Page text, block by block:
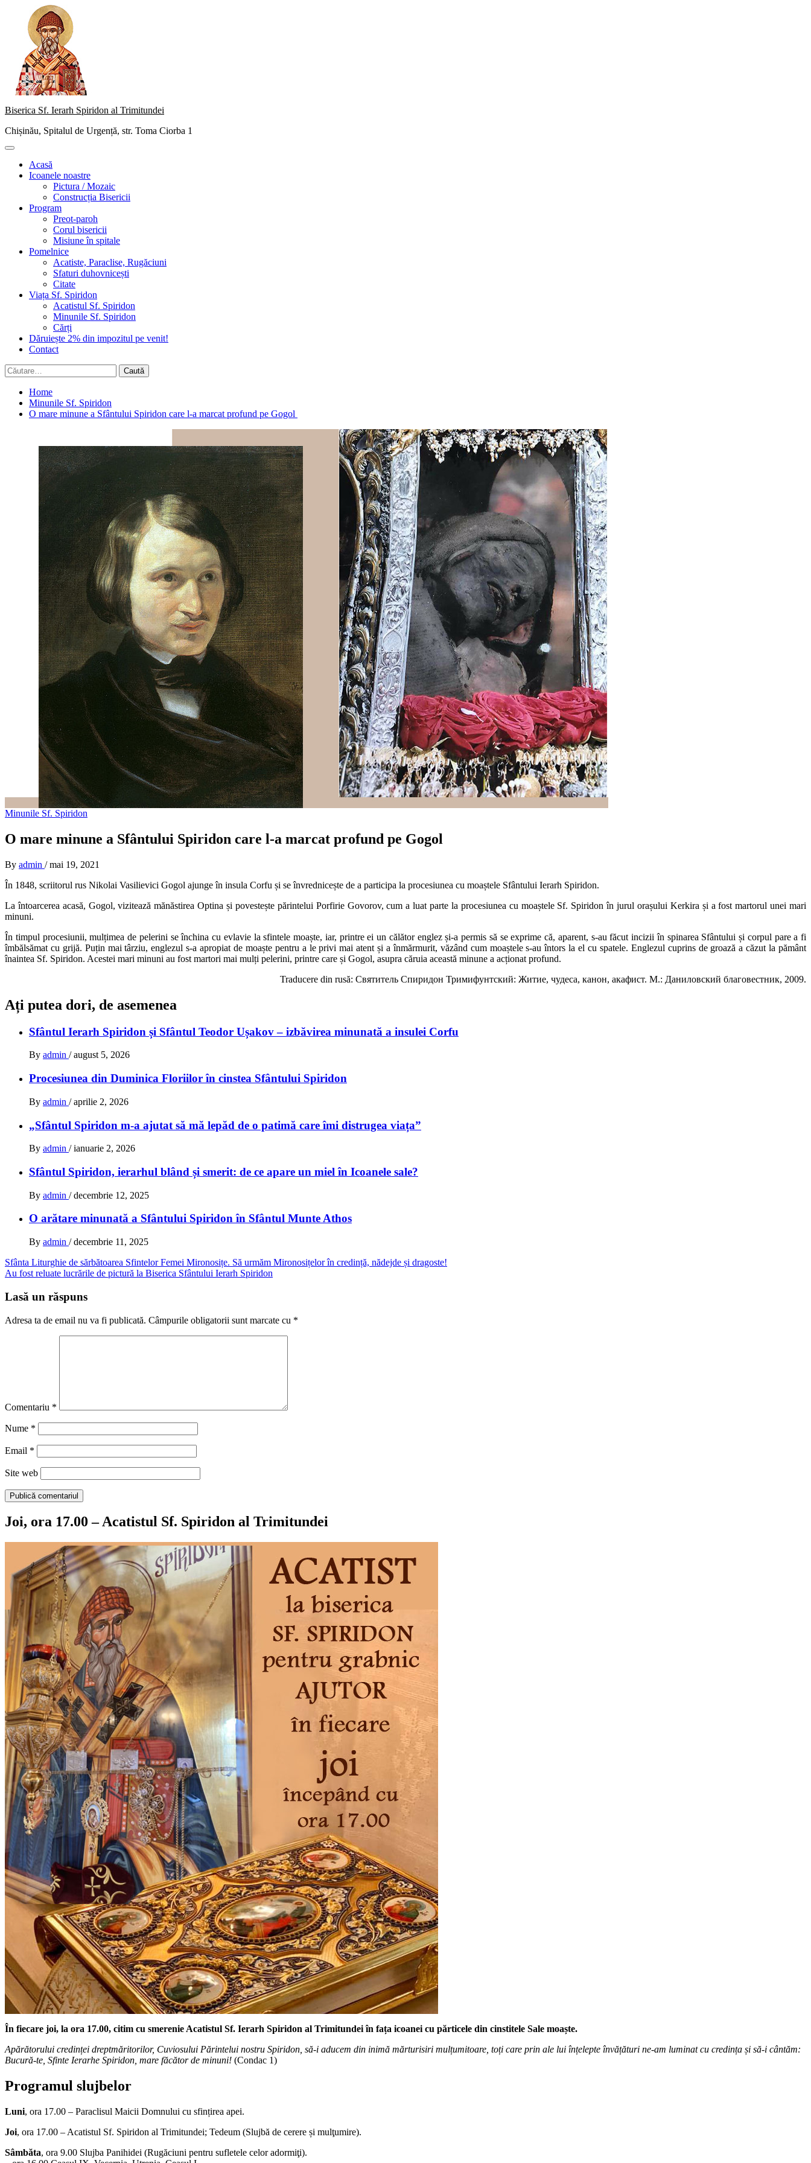
content
Biserica Sf. Ierarh Spiridon al Trimitundei
Chișinău, Spitalul de Urgență, str. Toma Ciorba 1
Primary
Acasă
Icoanele noastre
Pictura / Mozaic
Construcția Bisericii
Program
Preot-paroh
Corul bisericii
Misiune în spitale
Pomelnice
Acatiste, Paraclise, Rugăciuni
Sfaturi duhovnicești
Citate
Viața Sf. Spiridon
Acatistul Sf. Spiridon
Minunile Sf. Spiridon
Cărți
Dăruiește 2% din impozitul pe venit!
Contact
Caută
după:
Home
Minunile Sf. Spiridon
O mare minune a Sfântului Spiridon care l-a marcat profund pe Gogol
Minunile Sf. Spiridon
O mare minune a Sfântului Spiridon care l-a marcat profund pe Gogol
By admin / mai 19, 2021
În 1848, scriitorul rus Nikolai Vasilievici Gogol ajunge în insula Corfu și se învrednicește de a participa la procesiunea cu moaștele Sfântului Ierarh Spiridon.
La întoarcerea acasă, Gogol, vizitează mănăstirea Optina și povestește părintelui Porfirie Govorov, cum a luat parte la procesiunea cu moaștele Sf. Spiridon în jurul orașului Kerkira și a fost martorul unei mari
minuni.
În timpul procesiunii, mulțimea de pelerini se închina cu evlavie la sfintele moaște, iar, printre ei un călător englez și-a permis să se exprime că, aparent, s-au făcut incizii în spinarea Sfântului și corpul pare a fi
îmbălsămat cu grijă. Puțin mai târziu, englezul s-a apropiat de moaște pentru a le privi mai atent și a înmărmurit, văzând cum moaștele s-au întors la el cu spatele. Englezul cuprins de groază a căzut la pământ
înaintea Sf. Spiridon. Acestei mari minuni au fost martori mai mulți pelerini, printre care și Gogol, asupra căruia această minune a acționat profund.
Traducere din rusă: Святитель Спиридон Тримифунтский: Житие, чудеса, канон, акафист. М.: Даниловский благовестник, 2009.
Ați putea dori, de asemenea
Sfântul Ierarh Spiridon și Sfântul Teodor Ușakov – izbăvirea minunată a insulei Corfu
By admin / august 5, 2026
Procesiunea din Duminica Floriilor în cinstea Sfântului Spiridon
By admin / aprilie 2, 2026
„Sfântul Spiridon m-a ajutat să mă lepăd de o patimă care îmi distrugea viața”
By admin / ianuarie 2, 2026
Sfântul Spiridon, ierarhul blând și smerit: de ce apare un miel în Icoanele sale?
By admin / decembrie 12, 2025
O arătare minunată a Sfântului Spiridon în Sfântul Munte Athos
By admin / decembrie 11, 2025
Navigare
în
articole
Sfânta Liturghie de sărbătoarea Sfintelor Femei Mironosițe. Să urmăm Mironosițelor în credință, nădejde și dragoste!
Au fost reluate lucrările de pictură la Biserica Sfântului Ierarh Spiridon
Lasă un răspuns
Adresa ta de email nu va fi publicată. Câmpurile obligatorii sunt marcate cu *
Comentariu *
Nume *
Email *
Site web
Joi, ora 17.00 – Acatistul Sf. Spiridon al Trimitundei
În fiecare joi, la ora 17.00, citim cu smerenie Acatistul Sf. Ierarh Spiridon al Trimitundei în fața icoanei cu părticele din cinstitele Sale moaște.
Apărătorului credinței dreptmăritorilor, Cuviosului Părintelui nostru Spiridon, să-i aducem din inimă mărturisiri mulțumitoare, toți care prin ale lui înțelepte învățături ne-am luminat cu credința și să-i cântăm:
Bucură-te, Sfinte Ierarhe Spiridon, mare făcător de minuni! (Condac 1)
Programul slujbelor
Luni, ora 17.00 – Paraclisul Maicii Domnului cu sfințirea apei.
Joi, ora 17.00 – Acatistul Sf. Spiridon al Trimitundei; Tedeum (Slujbă de cerere și mulţumire).
Sâmbăta, ora 9.00 Slujba Panihidei (Rugăciuni pentru sufletele celor adormiţi).